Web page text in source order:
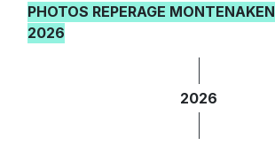
PHOTOS REPERAGE MONTENAKEN
2026
2026